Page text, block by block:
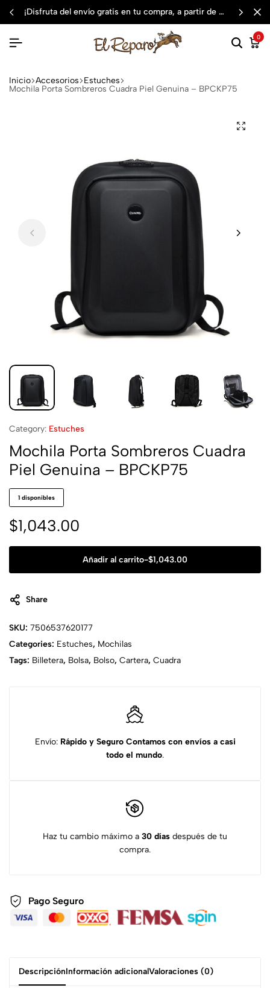
¡disfruta del envío gratis en tu compra, a partir de $3,000 mxn
0
Inicio Accesorios Estuches
Mochila Porta Sombreros Cuadra Piel Genuina – BPCKP75
Category: Estuches
Mochila Porta Sombreros Cuadra
Piel Genuina – BPCKP75
1 disponibles
$1,043.00
Añadir al carrito-$1,043.00
Share
SKU: 7506537620177
Categories: Estuches, Mochilas
Tags: Billetera, Bolsa, Bolso, Cartera, Cuadra
Envío: Rápido y Seguro Contamos con envíos a casi
todo el mundo.
Haz tu cambio máximo a 30 días después de tu
compra.
Pago Seguro
DescripciónInformación adicionalValoraciones (0)